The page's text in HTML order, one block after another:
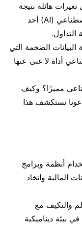
هائلة نتيجة
التقدم التكنولوجي، حيث أصبح الذكاء الاصطناعي (AI) أحد
التداول.
البيانات الضخمة التي
أداة لا غنى عنها
مميزًا؟ وكيف
نستكشف هذا
أنظمة وبرامج
المالية واتخاذ
والتكيف مع
بيئة ديناميكية